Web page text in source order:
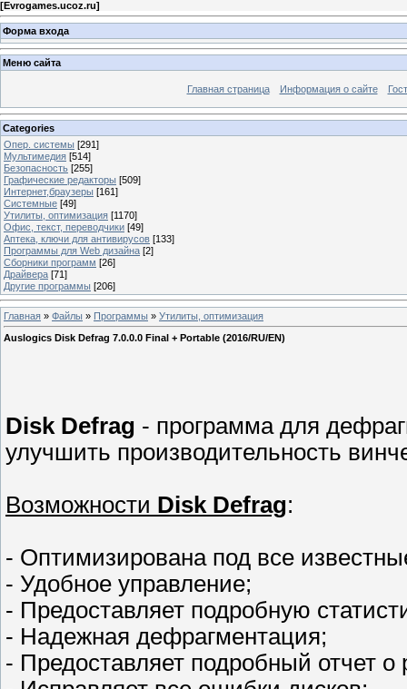
[Evrogames.ucoz.ru]
Форма входа
Меню сайта
Главная страница Информация о сайте
Categories
Опер. системы [291]
Мультимедия [514]
Безопасность [255]
Графические редакторы [509]
Интернет,браузеры [161]
Системные [49]
Утилиты, оптимизация [1170]
Офис, текст, переводчики [49]
Аптека, ключи для антивирусов [133]
Программы для Web дизайна [2]
Сборники программ [26]
Драйвера [71]
Другие программы [206]
Главная » Файлы » Программы » Утилиты, оптимизация
Auslogics Disk Defrag 7.0.0.0 Final + Portable (2016/RU/EN)
Disk Defrag - программа для
улучшить производительность
Возможности Disk Defrag:
- Оптимизирована под все
- Удобное управление;
- Предоставляет подробную
- Надежная дефрагментация;
- Предоставляет подробный отчет о